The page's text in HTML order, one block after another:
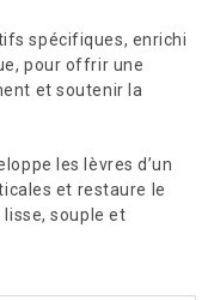
spécifiques, enrichi
pour offrir une
et soutenir la
les lèvres d’un
et restaure le
souple et
Davincia
Thesera